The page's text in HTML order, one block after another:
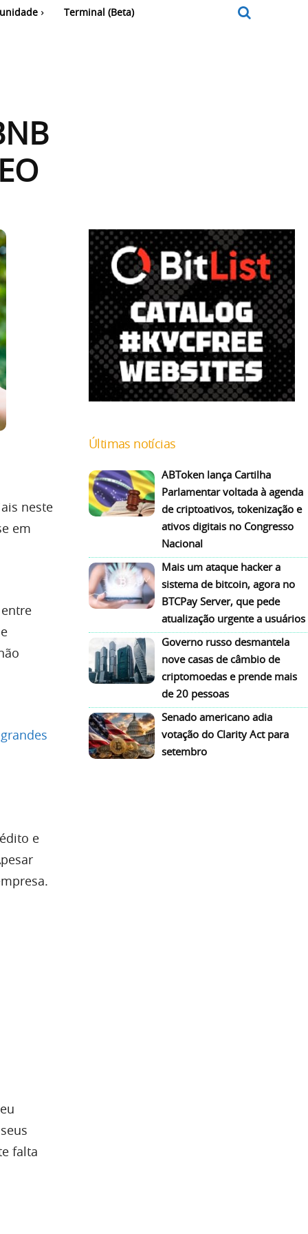
Terminal (Beta)
neste
em
e
falta
Últimas notícias
ABToken lança Cartilha
Parlamentar voltada à agenda
de criptoativos, tokenização e
ativos digitais no Congresso
Nacional
Mais um ataque hacker a
sistema de bitcoin, agora no
BTCPay Server, que pede
atualização urgente a usuários
Governo russo desmantela
nove casas de câmbio de
criptomoedas e prende mais
de 20 pessoas
Senado americano adia
votação do Clarity Act para
setembro